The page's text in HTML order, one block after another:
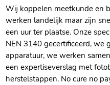
Wij koppelen meetkunde en
werken landelijk maar zijn
een uur ter plaatse.​ Onze
NEN 3140 gecertificeerd, we
apparatuur, we werken
een expertiseverslag met
herstelstappen.​ No cure no